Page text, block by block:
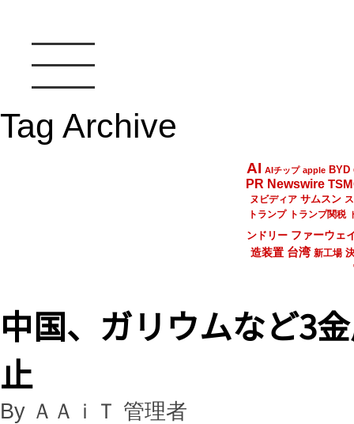
Tag Archive
AI AIチップ apple BYD
PR Newswire
ヌビディア サムスン
トランプ
トランプ関税
ンドリー ファーウェ
造装置 台湾 新工場
中国、ガリウムなど3
止
By ＡＡｉＴ 管理者